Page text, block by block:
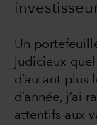
Un
judicieux
d’autant plus
d’année, j’ai
attentifs aux